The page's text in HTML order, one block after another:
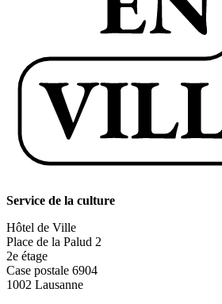
Service de la culture
Hôtel de Ville
Place de la Palud 2
2e étage
Case postale 6904
1002 Lausanne